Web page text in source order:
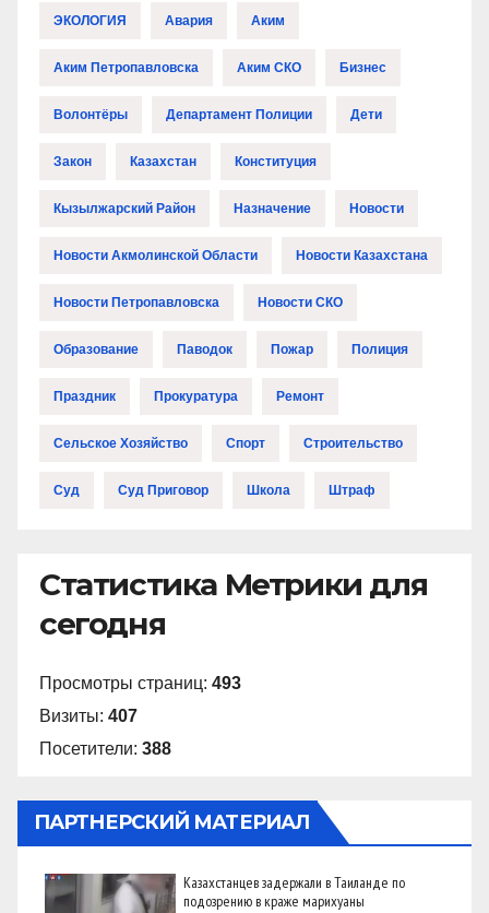
ЭКОЛОГИЯ Авария Аким
Аким Петропавловска Аким СКО Бизнес
Волонтёры Департамент Полиции Дети
Закон Казахстан Конституция
Кызылжарский Район Назначение Новости
Новости Акмолинской Области Новости Казахстана
Новости Петропавловска Новости СКО
Образование Паводок Пожар Полиция
Праздник Прокуратура Ремонт
Сельское Хозяйство Спорт Строительство
Суд Суд Приговор Школа Штраф
Статистика Метрики для
сегодня
Просмотры страниц: 493
Визиты: 407
Посетители: 388
ПАРТНЕРСКИЙ МАТЕРИАЛ
Казахстанцев задержали в Таиланде по
подозрению в краже марихуаны